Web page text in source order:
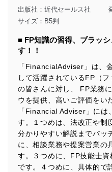
出版社： 近代セールス社
サイズ：B5判
■ FP知識の習得、ブラッ
す！！
「FinancialAdviser」は、
して活躍されているFP（
の皆さんに対し、 FP業務
ウを提供、高いご評価をい
「Financial Adviser」には
す。１つめは、法改正や制
分かりやすい解説までバッ
に、相談業務や提案営業の
す。３つめに、FP技能士
です。４つめに、具体的で